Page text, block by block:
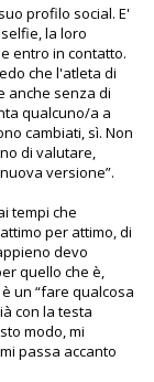
profilo social. E'
la loro
entro in contatto.
che l'atleta di
anche senza di
qualcuno/a a
cambiati, sì. Non
di valutare,
versione”.
tempi che
per attimo, di
devo
quello che è,
un “fare qualcosa
con la testa
modo, mi
passa accanto